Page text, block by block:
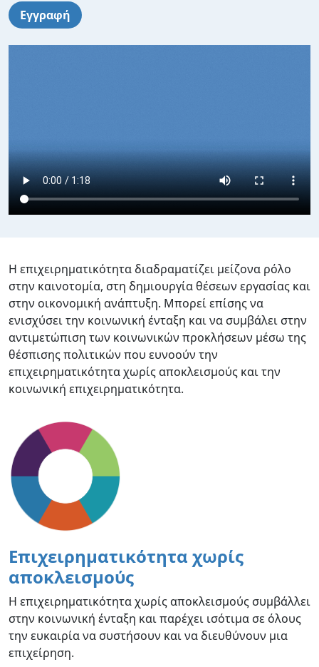
Εγγραφή
Η επιχειρηματικότητα διαδραματίζει μείζονα ρόλο
στην καινοτομία, στη δημιουργία θέσεων εργασίας και
στην οικονομική ανάπτυξη. Μπορεί επίσης να
ενισχύσει την κοινωνική ένταξη και να συμβάλει στην
αντιμετώπιση των κοινωνικών προκλήσεων μέσω της
θέσπισης πολιτικών που ευνοούν την
επιχειρηματικότητα χωρίς αποκλεισμούς και την
κοινωνική επιχειρηματικότητα.
Επιχειρηματικότητα χωρίς
αποκλεισμούς
Η επιχειρηματικότητα χωρίς αποκλεισμούς συμβάλλει
στην κοινωνική ένταξη και παρέχει ισότιμα σε όλους
την ευκαιρία να συστήσουν και να διευθύνουν μια
επιχείρηση.